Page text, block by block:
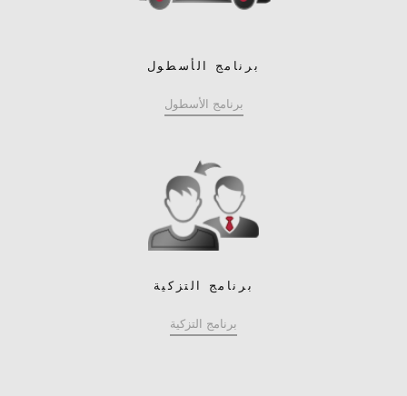
برنامج الأسطول
برنامج الأسطول
برنامج التزكية
برنامج التزكية